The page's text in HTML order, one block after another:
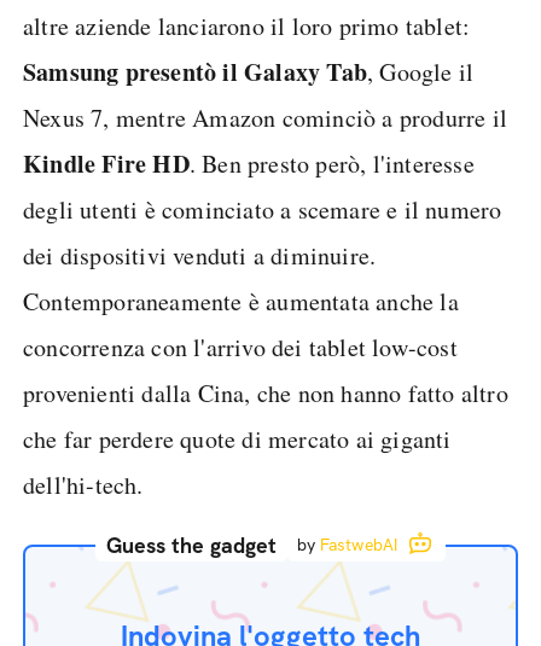
altre aziende lanciarono il loro primo tablet:
Samsung presentò il Galaxy Tab, Google il
Nexus 7, mentre Amazon cominciò a produrre il
Kindle Fire HD. Ben presto però, l'interesse
degli utenti è cominciato a scemare e il numero
dei dispositivi venduti a diminuire.
Contemporaneamente è aumentata anche la
concorrenza con l'arrivo dei tablet low-cost
provenienti dalla Cina, che non hanno fatto altro
che far perdere quote di mercato ai giganti
dell'hi-tech.
Guess the gadget by FastwebAI
Indovina l'oggetto tech